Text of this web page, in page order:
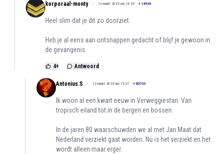
korporaal-monty 12 maart 2023 om 14:35 + 14936
Heel slim dat je dit zo doorziet.
Heb je al eens aan ontsnappen gedacht of blijf je gewoon in
de gevangenis.
4+ Antwoord
Antonius.S 12 maart 2023 om 15:37 + 83733
Ik woon al een kwart eeuw in Verweggiestan. Van
tropisch eiland tot in de bergen en bossen.
In de jaren 80 waarschuwden we al met Jan Maat dat
Nederland verziekt gaat worden. Nu is het verziekt en het
wordt alleen maar erger.